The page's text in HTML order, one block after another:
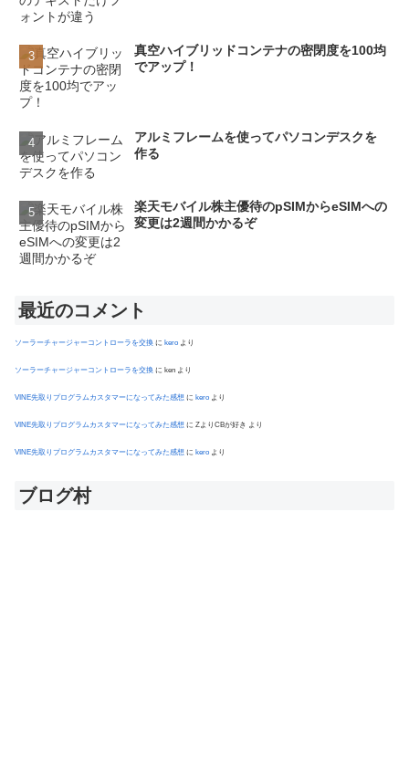
真空ハイブリッドコンテナの密閉度を100均
でアップ！
アルミフレームを使ってパソコンデスクを
作る
楽天モバイル株主優待のpSIMからeSIMへの
変更は2週間かかるぞ
最近のコメント
ソーラーチャージャーコントローラを交換 に kero より
ソーラーチャージャーコントローラを交換 に ken より
VINE先取りプログラムカスタマーになってみた感想 に kero より
VINE先取りプログラムカスタマーになってみた感想 に ZよりCBが好き より
VINE先取りプログラムカスタマーになってみた感想 に kero より
ブログ村